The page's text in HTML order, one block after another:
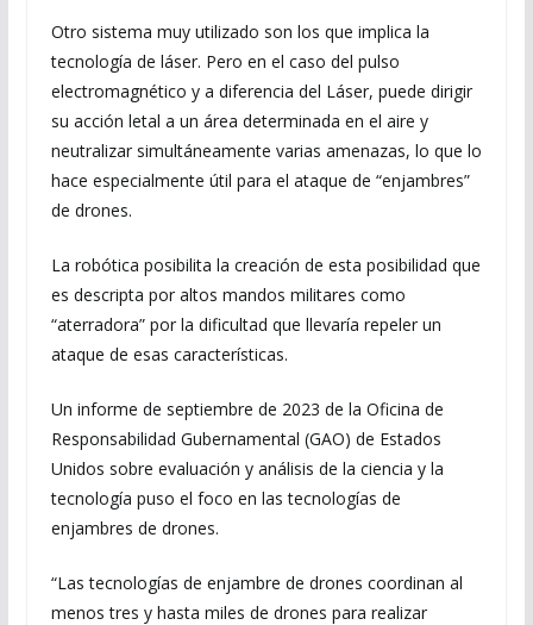
Otro sistema muy utilizado son los que implica la
tecnología de láser. Pero en el caso del pulso
electromagnético y a diferencia del Láser, puede dirigir
su acción letal a un área determinada en el aire y
neutralizar simultáneamente varias amenazas, lo que lo
hace especialmente útil para el ataque de “enjambres”
de drones.
La robótica posibilita la creación de esta posibilidad que
es descripta por altos mandos militares como
“aterradora” por la dificultad que llevaría repeler un
ataque de esas características.
Un informe de septiembre de 2023 de la Oficina de
Responsabilidad Gubernamental (GAO) de Estados
Unidos sobre evaluación y análisis de la ciencia y la
tecnología puso el foco en las tecnologías de
enjambres de drones.
“Las tecnologías de enjambre de drones coordinan al
menos tres y hasta miles de drones para realizar